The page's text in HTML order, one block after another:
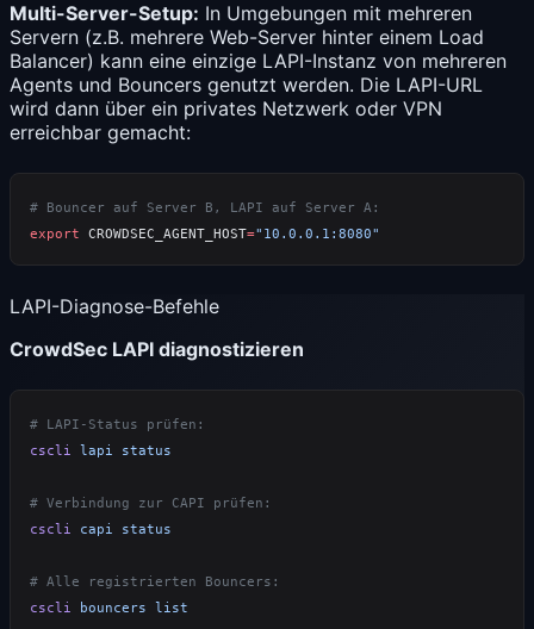
Multi-Server-Setup: In Umgebungen mit mehreren
Servern (z.B. mehrere Web-Server hinter einem Load
Balancer) kann eine einzige LAPI-Instanz von mehreren
Agents und Bouncers genutzt werden. Die LAPI-URL
wird dann über ein privates Netzwerk oder VPN
erreichbar gemacht:
export CROWDSEC_AGENT_HOST=
LAPI-Diagnose-Befehle
CrowdSec LAPI diagnostizieren
cscli lapi
cscli capi
cscli bouncers